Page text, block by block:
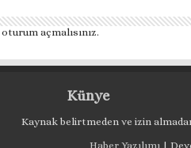
oturum açmalısınız.
Künye
Kaynak belirtmeden ve izin
Haber Yazılımı |